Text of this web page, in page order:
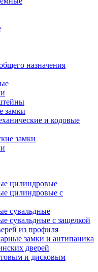
назначения
замки
и кодовые
замки
цилиндровые
цилиндровые с
сувальдные
сувальдные с защелкой
из профиля
замки и антипаника
дверей
и дисковым